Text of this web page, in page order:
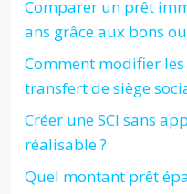
Comparer un prêt
ans grâce aux bons
Comment modifier les
transfert de siège
Créer une SCI sans
réalisable ?
Quel montant prêt